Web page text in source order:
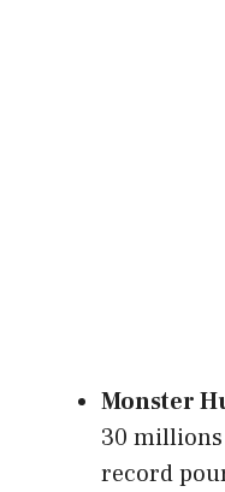
Monster
30 millions
record